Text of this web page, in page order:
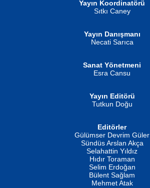
İSMAİL OKUTAN
Erkeklerin Kahrolması Ne Demektir
Evvel Zaman Tanrıçası...
Yayın Koordinatörü
Sıtkı Caney
Yayın Danışmanı
Necati Sarıca
Sanat Yönetmeni
Esra Cansu
Yayın Editörü
Tutkun Doğu
Editörler
Gülümser Devrim Güler
Sündüs Arslan Akça
Selahattin Yıldız
Hıdır Toraman
Selim Erdoğan
Bülent Sağlam
Mehmet Atak